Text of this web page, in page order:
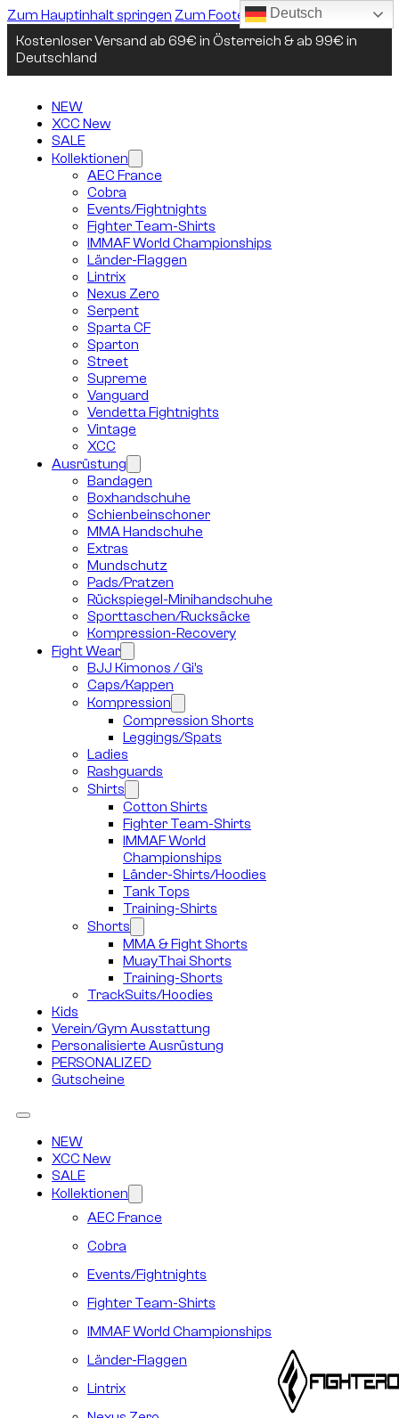
Zum Hauptinhalt springen Zum Footer springen
Kostenloser Versand ab 69€ in Österreich & ab 99€ in
Deutschland
NEW
XCC New
SALE
Kollektionen
AEC France
Cobra
Events/Fightnights
Fighter Team-Shirts
IMMAF World Championships
Länder-Flaggen
Lintrix
Nexus Zero
Serpent
Sparta CF
Sparton
Street
Supreme
Vanguard
Vendetta Fightnights
Vintage
XCC
Ausrüstung
Bandagen
Boxhandschuhe
Schienbeinschoner
MMA Handschuhe
Extras
Mundschutz
Pads/Pratzen
Rückspiegel-Minihandschuhe
Sporttaschen/Rucksäcke
Kompression-Recovery
Fight Wear
BJJ Kimonos / Gi’s
Caps/Kappen
Kompression
Compression Shorts
Leggings/Spats
Ladies
Rashguards
Shirts
Cotton Shirts
Fighter Team-Shirts
IMMAF World
Championships
Länder-Shirts/Hoodies
Tank Tops
Training-Shirts
Shorts
MMA & Fight Shorts
MuayThai Shorts
Training-Shorts
TrackSuits/Hoodies
Kids
Verein/Gym Ausstattung
Personalisierte Ausrüstung
PERSONALIZED
Gutscheine
NEW
XCC New
SALE
Kollektionen
AEC France
Cobra
Events/Fightnights
Fighter Team-Shirts
IMMAF World Championships
Länder-Flaggen
Lintrix
Deutsch